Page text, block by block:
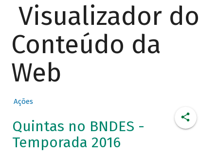
Visualizador do
Conteúdo da
Web
Ações
Quintas no BNDES -
Temporada 2016